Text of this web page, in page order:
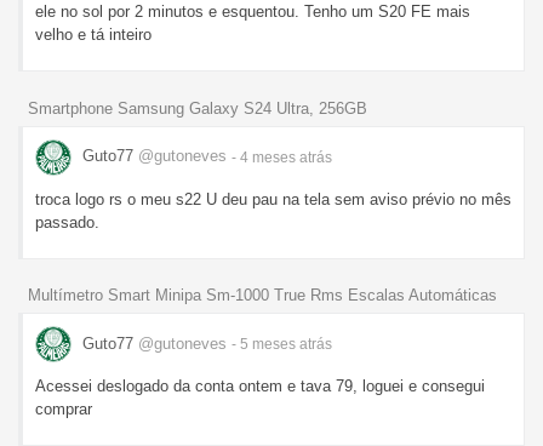
ele no sol por 2 minutos e esquentou. Tenho um S20 FE mais
velho e tá inteiro
Smartphone Samsung Galaxy S24 Ultra, 256GB
Guto77 @gutoneves - 4 meses atrás
troca logo rs o meu s22 U deu pau na tela sem aviso prévio no mês
passado.
Multímetro Smart Minipa Sm-1000 True Rms Escalas Automáticas
Guto77 @gutoneves - 5 meses atrás
Acessei deslogado da conta ontem e tava 79, loguei e consegui
comprar